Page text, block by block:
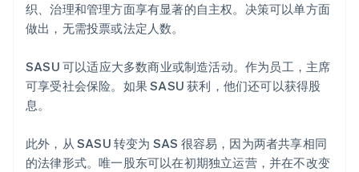
织、治理和管理方面享有显著的自主权。决策可以单方面
做出，无需投票或法定人数。
SASU 可以适应大多数商业或制造活动。作为员工，主席
可享受社会保险。如果 SASU 获利，他们还可以获得股
息。
此外，从 SASU 转变为 SAS 很容易，因为两者共享相同
的法律形式。唯一股东可以在初期独立运营，并在不改变